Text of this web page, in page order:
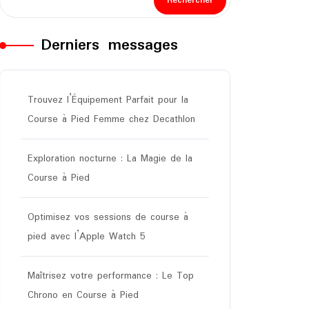
Derniers messages
Trouvez l’Équipement Parfait pour la
Course à Pied Femme chez Decathlon
Exploration nocturne : La Magie de la
Course à Pied
Optimisez vos sessions de course à
pied avec l’Apple Watch 5
Maîtrisez votre performance : Le Top
Chrono en Course à Pied